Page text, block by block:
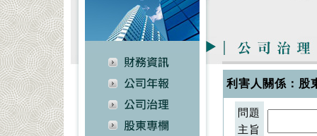
利害人關係：股
問題
主旨